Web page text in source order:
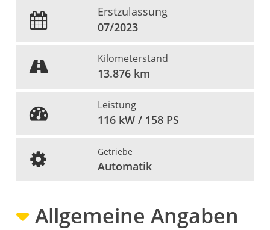
Erstzulassung
07/2023
Kilometerstand
13.876 km
Leistung
116 kW / 158 PS
Getriebe
Automatik
Allgemeine Angaben